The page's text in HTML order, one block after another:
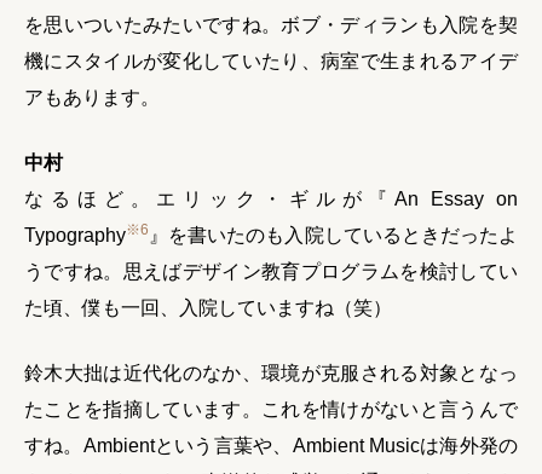
を思いついたみたいですね。ボブ・ディランも入院を契
機にスタイルが変化していたり、病室で生まれるアイデ
アもあります。
中村
なるほど。エリック・ギルが『An Essay on
Typography※6 』を書いたのも入院しているときだったよ
うですね。思えばデザイン教育プログラムを検討してい
た頃、僕も一回、入院していますね（笑）
鈴木大拙は近代化のなか、環境が克服される対象となっ
たことを指摘しています。これを情けがないと言うんで
すね。Ambientという言葉や、Ambient Musicは海外発の